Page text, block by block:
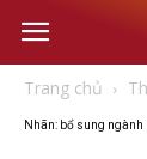
Văn
Trang chủ
Nhãn: bổ sung ngành